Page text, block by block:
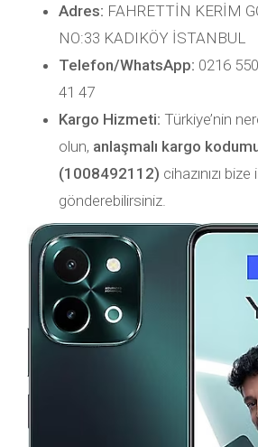
Adres: FAHRETTİN KERİM
NO:33 KADIKÖY İSTANBUL
Telefon/WhatsApp: 0216
41 47
Kargo Hizmeti: Türkiye’nin
olun, anlaşmalı kargo
(1008492112) cihazınızı
gönderebilirsiniz.